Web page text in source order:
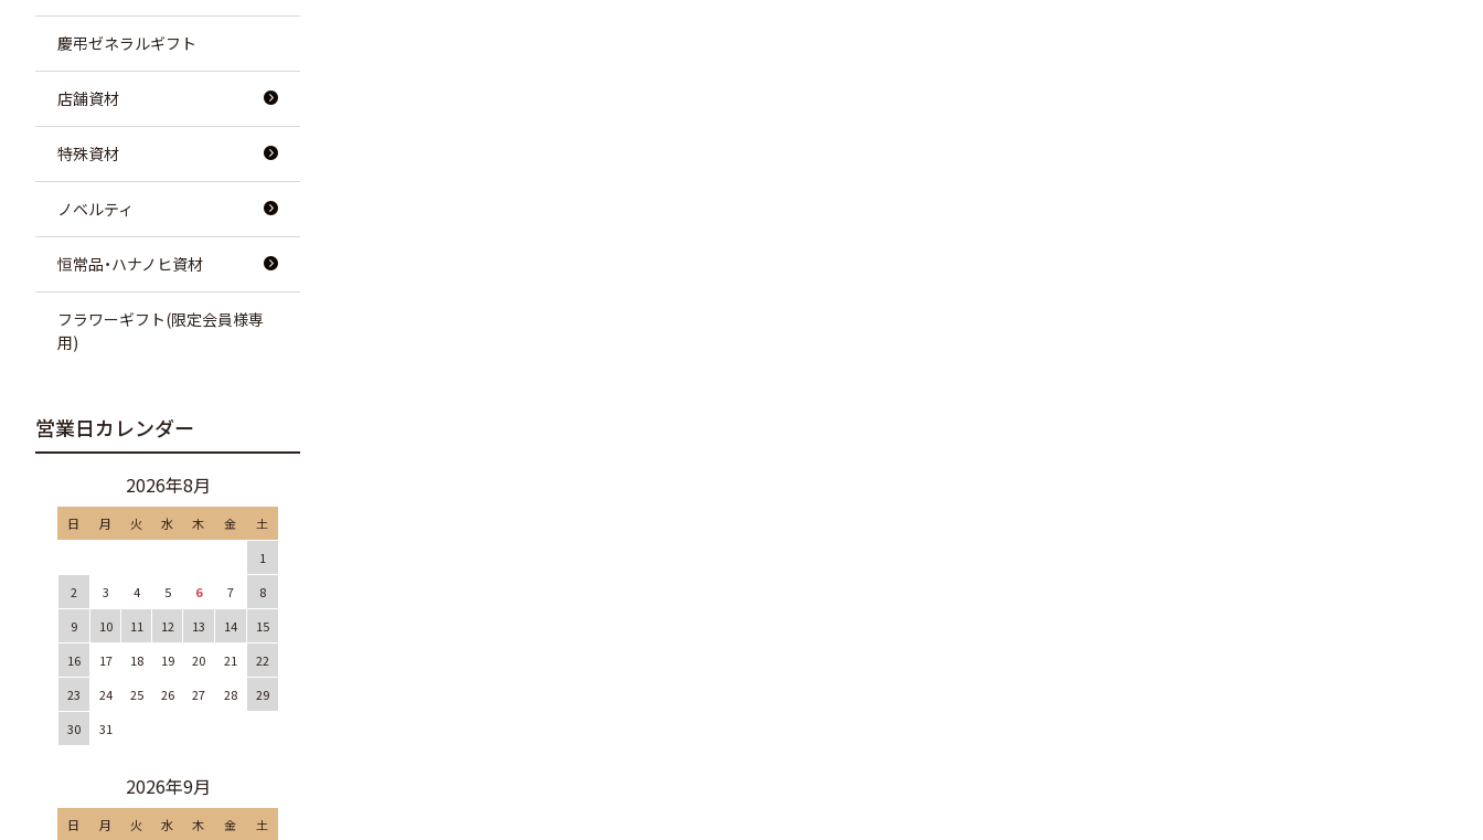
慶弔ゼネラルギフト
店舗資材
特殊資材
ノベルティ
恒常品・ハナノヒ資材
フラワーギフト(限定会員様専
用)
営業日カレンダー
2026年8月
日 月 火 水 木 金
土
1
2
3 4 5 6 7
8
9
10 11 12 13 14
15
16
17 18 19 20 21
22
23
24 25 26 27 28
29
30
31
2026年9月
日 月 火 水 木 金
土